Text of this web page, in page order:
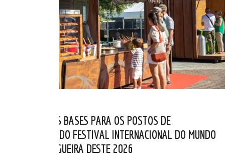
PUBLICADAS AS BASES PARA OS POSTOS DE
RESTAURACIÓN DO FESTIVAL INTERNACIONAL DO MUNDO
CELTA DE ORTIGUEIRA DESTE 2026